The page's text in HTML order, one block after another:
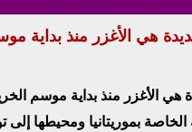
هي الأغزر منذ بداية
الأغزر منذ بداية موسم
بموريتانيا ومحيطها